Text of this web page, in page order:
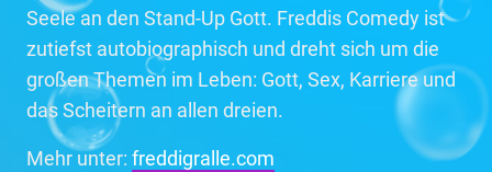
Seele an den Stand-Up Gott. Freddis Comedy ist
zutiefst autobiographisch und dreht sich um die
großen Themen im Leben: Gott, Sex, Karriere und
das Scheitern an allen dreien.
Mehr unter: freddigralle.com